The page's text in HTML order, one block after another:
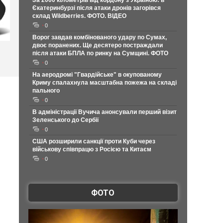
Єкатеринбурзі після атаки дронів загорівся
склад Wildberries. ФОТО. ВІДЕО
0
Ворог завдав комбінованого удару по Сумах,
двоє поранених. Ще десятеро постраждали
після атаки БПЛА по ринку на Сумщині. ФОТО
0
На аеродромі "Гвардійське" в окупованому
Криму спалахнула масштабна пожежа на складі
пального
0
В адміністрації Вучича анонсували перший візит
Зеленського до Сербії
0
США розширили санкції проти Куби через
військову співпрацю з Росією та Китаєм
0
ФОТО